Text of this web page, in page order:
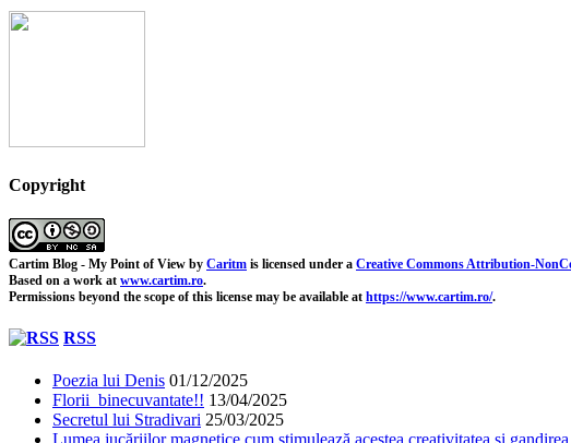
Copyright
Cartim Blog - My Point of View by Caritm is licensed under a Creative Commons Attribution-
Based on a work at www.cartim.ro.
Permissions beyond the scope of this license may be available at https://www.cartim.ro/.
RSS
Poezia lui Denis 01/12/2025
Florii binecuvantate!! 13/04/2025
Secretul lui Stradivari 25/03/2025